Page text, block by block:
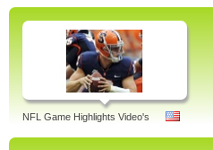
NFL Game Highlights Video's